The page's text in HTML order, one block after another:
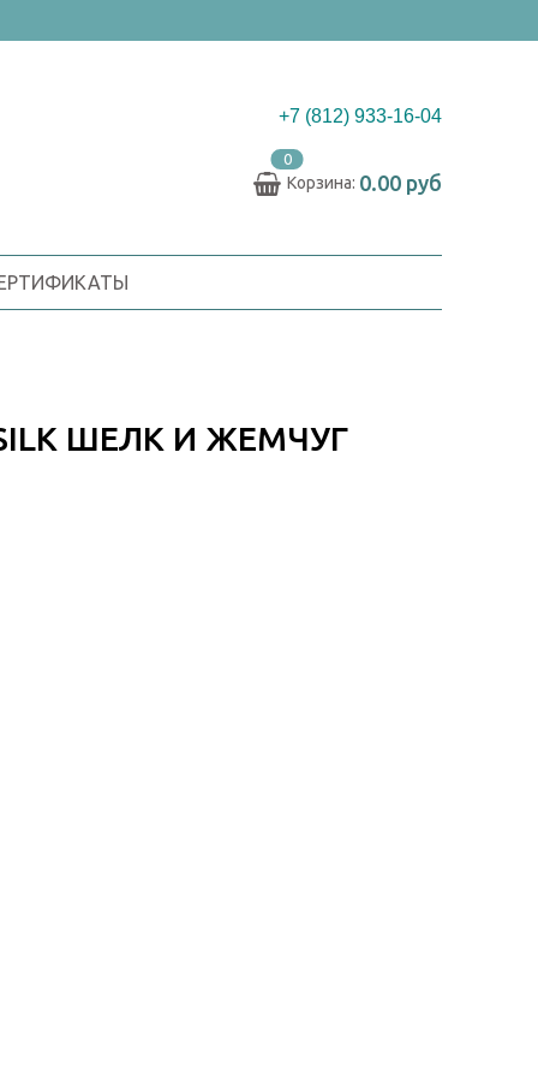
+7 (812) 933-16-04
0
Корзина: 0.00 руб
ШЕЛК И ЖЕМЧУГ